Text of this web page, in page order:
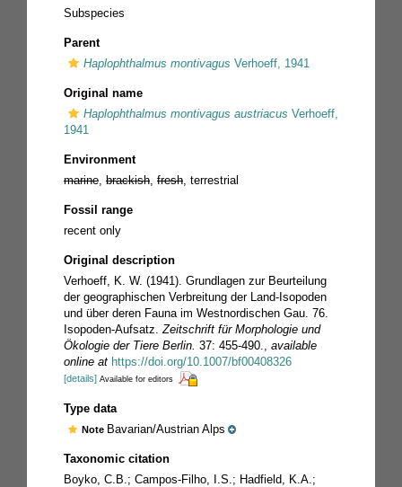
Subspecies
Parent
Haplophthalmus montivagus Verhoeff, 1941
Original name
Haplophthalmus montivagus austriacus Verhoeff,
1941
Environment
marine brackish fresh , terrestrial
Fossil range
recent only
Original description
Verhoeff, K. W. (1941). Grundlagen zur Beurteilung
der geographischen Verbreitung der Land-Isopoden
und über deren Fauna im Westnordischen Gau. 76.
Isopoden-Aufsatz. Zeitschrift für Morphologie und
Ökologie der Tiere Berlin. 37: 455-490.
available
online at https://doi.org/10.1007/bf00408326
[details] Available for editors
Type data
Note Bavarian/Austrian Alps
Taxonomic citation
Boyko, C.B.; Campos-Filho, I.S.; Hadfield, K.A.;